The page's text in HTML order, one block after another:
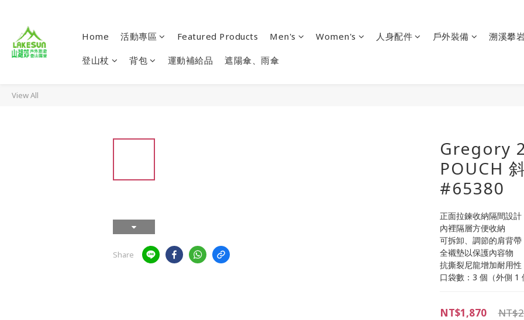
Home 活動專區 Featured Products Men's Women's 人身配件 戶外裝備 溯溪攀
登山杖 背包 運動補給品 遮陽傘、雨傘
View All
Share
Gregory
POUCH
#65380
正面拉鍊收納隔間設計
內裡隔層方便收納
可拆卸、調節的肩背帶
全襯墊以保護內容物
抗撕裂尼龍增加耐用性
口袋數：3 個（外側 1
NT$1,870